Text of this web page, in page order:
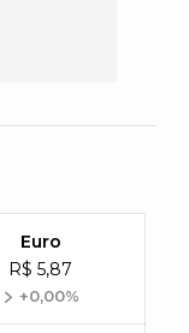
Euro
R$ 5,87
+0,00%